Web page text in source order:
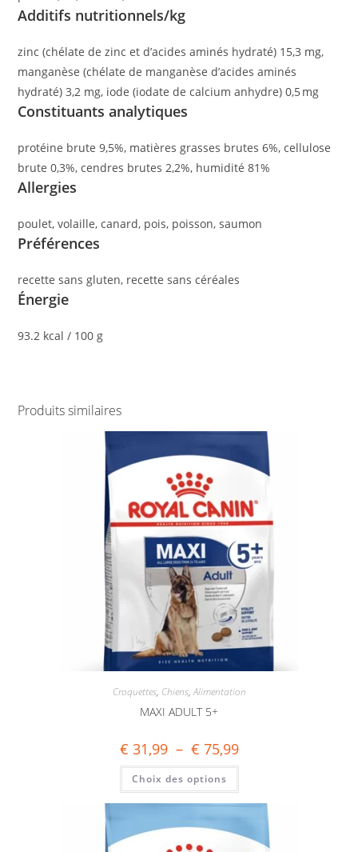
Additifs nutritionnels/kg
zinc (chélate de zinc et d’acides aminés hydraté) 15,3 mg,
manganèse (chélate de manganèse d’acides aminés
hydraté) 3,2 mg, iode (iodate de calcium anhydre) 0,5 mg
Constituants analytiques
protéine brute 9,5%, matières grasses brutes 6%, cellulose
brute 0,3%, cendres brutes 2,2%, humidité 81%
Allergies
poulet, volaille, canard, pois, poisson, saumon
Préférences
recette sans gluten, recette sans céréales
Énergie
93.2 kcal / 100 g
Produits similaires
Croquettes, Chiens,Alimentation
MAXI ADULT 5+
€ 31,99 – € 75,99
Choix des options